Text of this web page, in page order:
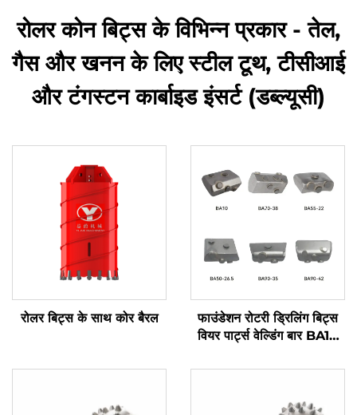
रोलर कोन बिट्स के विभिन्न प्रकार - तेल,
गैस और खनन के लिए स्टील टूथ, टीसीआई
और टंगस्टन कार्बाइड इंसर्ट (डब्ल्यूसी)
रोलर बिट्स के साथ कोर बैरल
फाउंडेशन रोटरी ड्रिलिंग बिट्स
वियर पार्ट्स वेल्डिंग बार BA10
BA90-35 BA55-22